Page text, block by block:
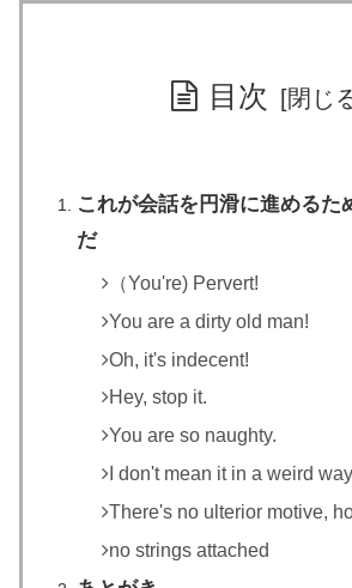
目次
これが会話を円滑に進めるた
だ
（You're) Pervert!
You are a dirty old man!
Oh, it's indecent!
Hey, stop it.
You are so naughty.
I don't mean it in a weird
There's no ulterior motive,
no strings attached